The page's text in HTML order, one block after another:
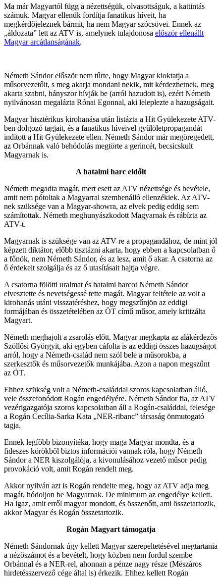
Ma már Magyartól függ a nézettségük, olvasottságuk, a kattintás
számuk. Magyar ellenük fordítja fanatikus híveit, ha
megkérdőjeleznek bármit, ha nem Magyar szócsövei. Ennek az
„áldozata” lett az ATV is, amelynek tulajdonosa először ellenállt
Magyar arcátlanságának.
Németh Sándor először nem tűrte, hogy Magyar kioktatja a
műsorvezetőit, s meg akarja mondani nekik, mit kérdezhetnek, meg
akarta szabni, hányszor hívják be (arról hazudott is), ezért Németh
nyilvánosan megalázta Rónai Egonnal, aki leleplezte a hazugságait.
Magyar hisztérikus kirohanása után listázta a Hit Gyülekezete ATV-
ben dolgozó tagjait, és a fanatikus híveivel gyűlöletpropagandát
indított a Hit Gyülekezete ellen. Németh Sándor már megöregedett,
az Orbánnak való behódolás megtörte a gerincét, becsicskult
Magyarnak is.
A hatalmi harc eldőlt
Németh megadta magát, mert esett az ATV nézettsége és bevétele,
amit nem pótoltak a Magyarral szembenálló ellenzékiek. Az ATV-
nek szüksége van a Magyar-showra, az elvek pedig eddig sem
számítottak. Németh meghunyászkodott Magyarnak és rábízta az
ATV-t.
Magyarnak is szüksége van az ATV-re a propagandához, de mint jól
képzett diktátor, előbb tisztázni akarta, hogy ebben a kapcsolatban ő
a főnök, nem Németh Sándor, és az lesz, amit ő akar. A csatorna az
ő érdekeit szolgálja és az ő utasításait hajtja végre.
A csatorna fölötti uralmat és hatalmi harcot Németh Sándor
elvesztette és nevetségessé tette magát. Magyar feltétele az volt a
kirohanás utáni visszatéréshez, hogy megszűnjön az eddigi
formájában és összetételében az ÖT című műsor, amely kritizálta
Magyart.
Németh meghajolt a zsarolás előtt. Magyar megkapta az alákérdezős
Szöllősi Györgyit, aki egyben cáfolta is az eddigi összes hazugságot
arról, hogy a Németh-család nem szól bele a műsorokba, a
szerkesztők és műsorvezetők munkájába. Azon a napon megszűnt
az ÖT.
Ehhez szükség volt a Németh-családdal szoros kapcsolatban álló,
vele összefonódott Rogán engedélyére. Németh Sándor fia, az ATV
vezérigazgatója szoros kapcsolatban áll a Rogán-családdal, felesége
a Rogán Cecília-Sarka Kata „NER-ribanc” társaság önmutogató
tagja.
Ennek legfőbb bizonyítéka, hogy maga Magyar mondta, és a
fideszes körökből biztos információi vannak róla, hogy Németh
Sándor a NER kiszolgálója, a kivonulásához vezető műsor pedig
provokáció volt, amit Rogán rendelt meg.
Akkor nyilván azt is Rogán rendelte meg, hogy az ATV adja meg
magát, hódoljon be Magyarnak. De minimum az engedélye kellett.
Ha igaz, amit erről magyar mondott, és összenőtt, ami összetartozik,
akkor Magyar és Rogán összetartozik.
Rogán Magyart támogatja
Németh Sándornak úgy kellett Magyar szerepeltetésével megtartania
a nézőszámot és a bevételt, hogy közben nem fordul szembe
Orbánnal és a NER-rel, ahonnan a pénze nagy része (Mészáros
hirdetésszervező cége által is) érkezik. Ehhez kellett Rogán